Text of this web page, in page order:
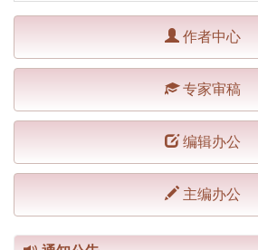
作者中心
专家审稿
编辑办公
主编办公